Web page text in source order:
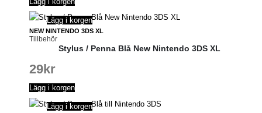
NEW NINTENDO 3DS XL
Tillbehör
Lägg i korgen
Stylus / Penna Blå New Nintendo 3DS XL
29kr
Lägg i korgen
Lägg i korgen